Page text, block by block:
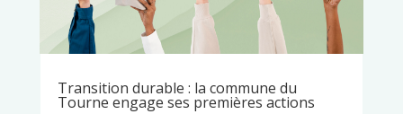
Transition durable : la commune du
Tourne engage ses premières actions